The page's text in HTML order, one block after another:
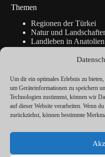
Um dir ein optimales Erlebnis zu
um Geräteinformationen zu speichern
Technologien zustimmst, können wir
auf dieser Website verarbeiten. Wenn
zurückziehst, können bestimmte
Themen
Regionen der Türkei
Natur und
Landleben in Anatolien
Blickpunkte
Reise-Info
Vorträge